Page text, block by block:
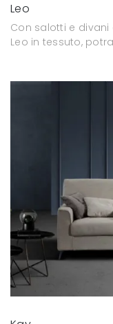
Leo
Con salotti e
Leo in tessuto,